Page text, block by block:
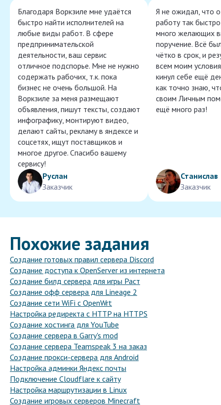
Благодаря Воркзиле мне удаётся
быстро найти исполнителей на
любые виды работ. В сфере
предпринимательской
деятельности, ваш сервис
отличное подспорье. Мне не нужно
содержать рабочих, т.к. пока
бизнес не очень большой. На
Воркзиле за меня размещают
объявления, пишут тексты, создают
инфографику, монтируют видео,
делают сайты, рекламу в яндексе и
соцсетях, ищут поставщиков и
многое другое. Спасибо вашему
сервису!
Руслан
Заказчик
Я не ожидал, что
работу так
много желающих
поручение. Всё
чётко в срок, и
всем моим
кинул себе ещё
как точно знаю,
своим Личным
ещё много раз!
Станислав
Заказчик
Похожие задания
Создание готовых правил сервера Discord
Создание доступа к OpenServer из интернета
Создание билд сервера для игры Раст
Создание офф сервера для Lineage 2
Создание сети WiFi с OpenWrt
Настройка редиректа с HTTP на HTTPS
Создание хостинга для YouTube
Создание сервера в Garry's mod
Создание сервера Teamspeak 3 на заказ
Создание прокси-сервера для Android
Настройка админки Яндекс почты
Подключение Cloudflare к сайту
Настройка маршрутизации в Linux
Создание игровых серверов Minecraft